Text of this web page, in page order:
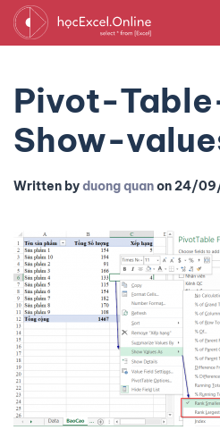
Pivot-
Show-
Written byduong quanon24/